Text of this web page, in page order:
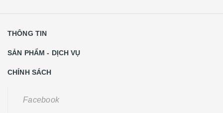
THÔNG TIN
SẢN PHẨM - DỊCH VỤ
CHÍNH SÁCH
Facebook